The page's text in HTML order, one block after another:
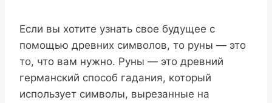
Если вы хотите узнать свое будущее с
помощью древних символов, то руны — это
то, что вам нужно. Руны — это древний
германский способ гадания, который
использует символы, вырезанные на